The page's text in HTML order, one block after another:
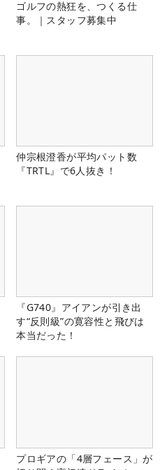
ゴルフの熱狂を、つくる仕
事。｜スタッフ募集中
仲宗根澄香が平均パット数
『TRTL』で6人抜き！
『G740』アイアンが引き出
す“反則級”の寛容性と飛びは
本当だった！
プロギアの「4層フェース」が